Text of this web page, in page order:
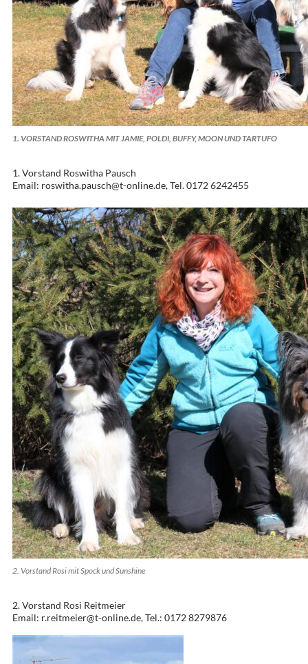
1. VORSTAND ROSWITHA MIT JAMIE, POLDI, BUFFY, MOON UND TARTUFO
1. Vorstand Roswitha Pausch
Email: roswitha.pausch@t-online.de, Tel. 0172 6242455
2. Vorstand Rosi mit Spock und Sunshine
2. Vorstand Rosi Reitmeier
Email: r.reitmeier@t-online.de, Tel.: 0172 8279876